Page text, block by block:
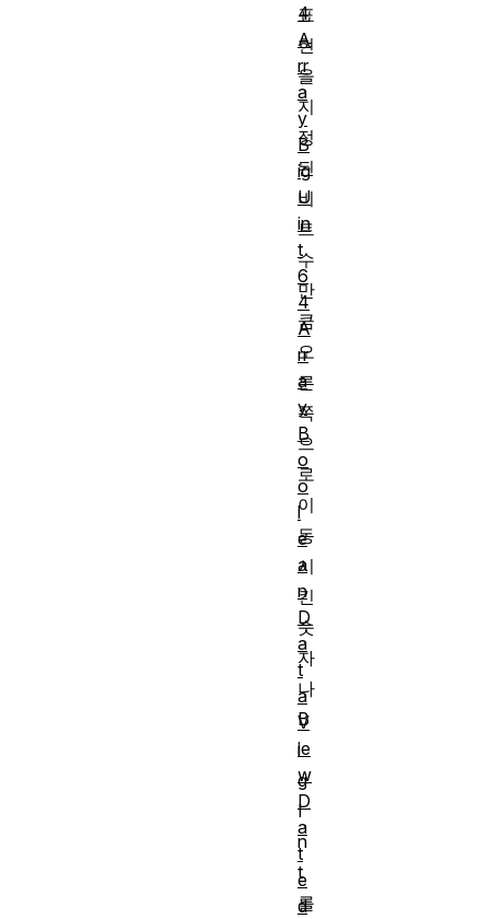
표
현
을
지
정
된
비
트
수
만
큼
오
른
쪽
으
로
이
동
시
킨
숫
자
나
B
i
g
I
n
t
를
4
A
rr
a
y
B
ig
U
in
t
6
4
A
rr
a
y
B
o
o
l
e
a
n
D
a
t
a
V
ie
w
D
a
t
e
d